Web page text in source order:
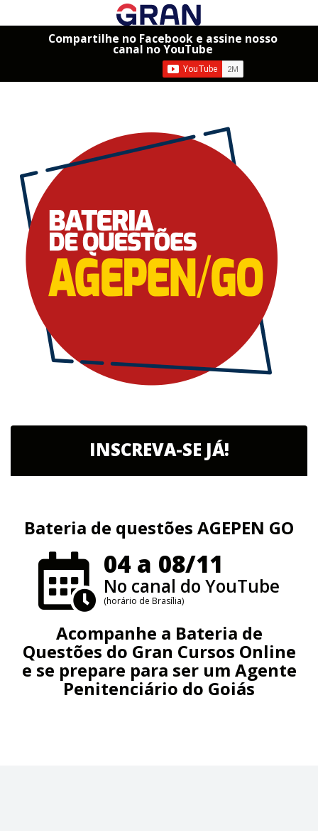
Compartilhe no Facebook e assine nosso
canal no YouTube
INSCREVA-SE JÁ!
Bateria de questões AGEPEN GO
04 a 08/11
No canal do YouTube
(horário de Brasília)
Acompanhe a Bateria de
Questões do Gran Cursos Online
e se prepare para ser um Agente
Penitenciário do Goiás